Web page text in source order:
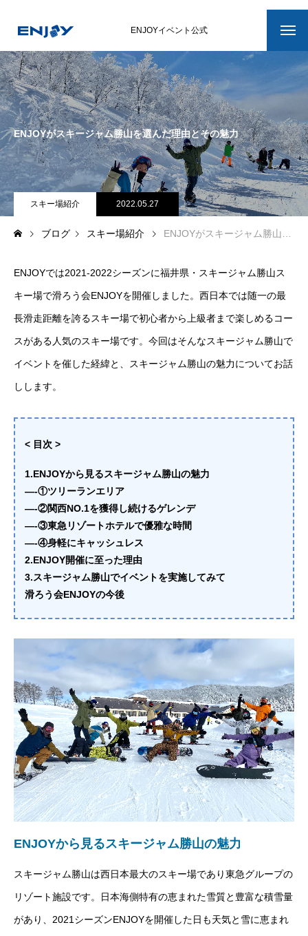
ENJOYイベント公式
ホーム
イベント最新情報
滑ろう会ENJOY
滑ろう会ENJOYについて
イベント詳細
開催スケジュール
メンバー紹介
カメラマン
オンライン申し込み
ホーム イベント最新情報 滑ろう会ENJOY ブ
ENJOYがスキージャム勝山を選んだ理由とその魅力
スキー場紹介 2022.05.27
ブログ スキー場紹介 ENJOYがスキージャム勝山を選んだ理由とその魅力
ENJOYでは2021-2022シーズンに福井県・スキージャム勝山ス
キー場で滑ろう会ENJOYを開催しました。西日本では随一の最
長滑走距離を誇るスキー場で初心者から上級者まで楽しめるコー
スがある人気のスキー場です。今回はそんなスキージャム勝山で
イベントを催した経緯と、スキージャム勝山の魅力についてお話
しします。
< 目次 >
1.ENJOYから見るスキージャム勝山の魅力
—-①ツリーランエリア
—-②関西NO.1を獲得し続けるゲレンデ
—-③東急リゾートホテルで優雅な時間
—-④身軽にキャッシュレス
2.ENJOY開催に至った理由
3.スキージャム勝山でイベントを実施してみて
滑ろう会ENJOYの今後
ENJOYから見るスキージャム勝山の魅力
スキージャム勝山は西日本最大のスキー場であり東急グループの
リゾート施設です。日本海側特有の恵まれた雪質と豊富な積雪量
があり、2021シーズンENJOYを開催した日も天気と雪に恵まれ